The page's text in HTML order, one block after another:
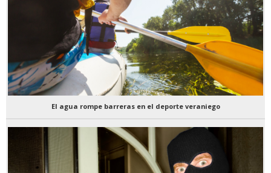
El agua rompe barreras en el deporte veraniego